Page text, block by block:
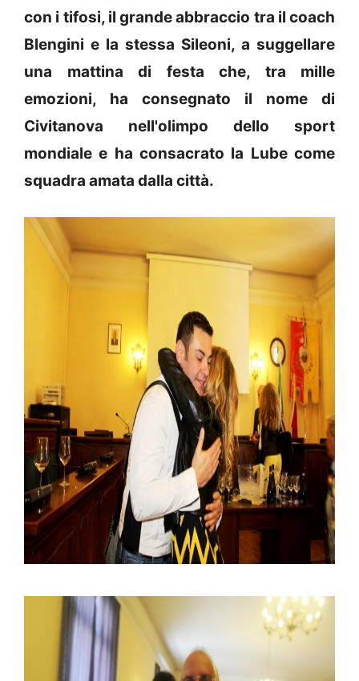
con i tifosi, il grande abbraccio tra il coach
Blengini e la stessa Sileoni, a suggellare
una mattina di festa che, tra mille
emozioni, ha consegnato il nome di
Civitanova nell'olimpo dello sport
mondiale e ha consacrato la Lube come
squadra amata dalla città.